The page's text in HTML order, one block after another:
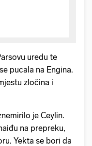
uredu te
pucala na Engina.
zločina i
je Ceylin.
na prepreku,
Yekta se bori da